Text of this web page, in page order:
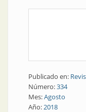
Publicado en:
Número:334
Mes:Agosto
Año:2018